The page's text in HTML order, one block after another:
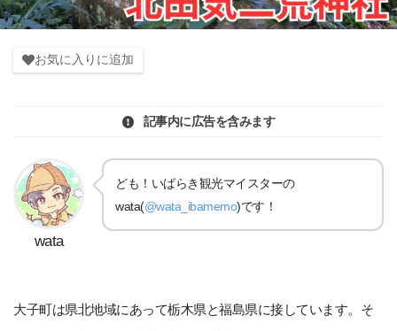
お気に入りに追加
記事内に広告を含みます
wata
ども！いばらき観光マイスターの
wata(@wata_ibamemo)です！
大子町は県北地域にあって栃木県と福島県に接しています。そ